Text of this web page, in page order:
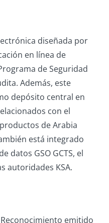
diseñada por
en línea de
de Seguridad
Además, este
depósito central en
con el
de Arabia
está integrado
datos GSO GCTS, el
autoridades KSA.
Reconocimiento emitido